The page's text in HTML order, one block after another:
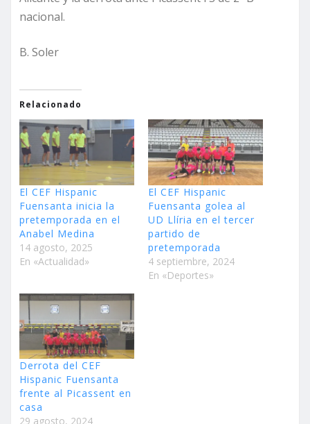
nacional.
B. Soler
Relacionado
El CEF Hispanic
Fuensanta inicia la
pretemporada en el
Anabel Medina
14 agosto, 2025
En «Actualidad»
El CEF Hispanic
Fuensanta golea al
UD Llíria en el tercer
partido de
pretemporada
4 septiembre, 2024
En «Deportes»
Derrota del CEF
Hispanic Fuensanta
frente al Picassent en
casa
29 agosto, 2024